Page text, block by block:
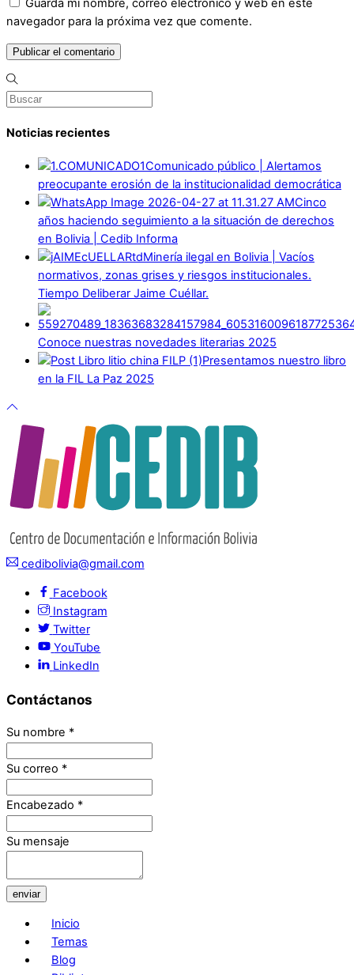
Guarda mi nombre, correo electrónico y web en este
navegador para la próxima vez que comente.
Noticias recientes
Comunicado público | Alertamos
preocupante erosión de la institucionalidad democrática
Cinco
años haciendo seguimiento a la situación de derechos
en Bolivia | Cedib Informa
Minería ilegal en Bolivia | Vacíos
normativos, zonas grises y riesgos institucionales.
Tiempo Deliberar Jaime Cuéllar.
Conoce nuestras novedades literarias 2025
Presentamos nuestro libro
en la FIL La Paz 2025
cedibolivia@gmail.com
Facebook
Instagram
Twitter
YouTube
LinkedIn
Contáctanos
Su nombre *
Su correo *
Encabezado *
Su mensaje
enviar
Inicio
Temas
Blog